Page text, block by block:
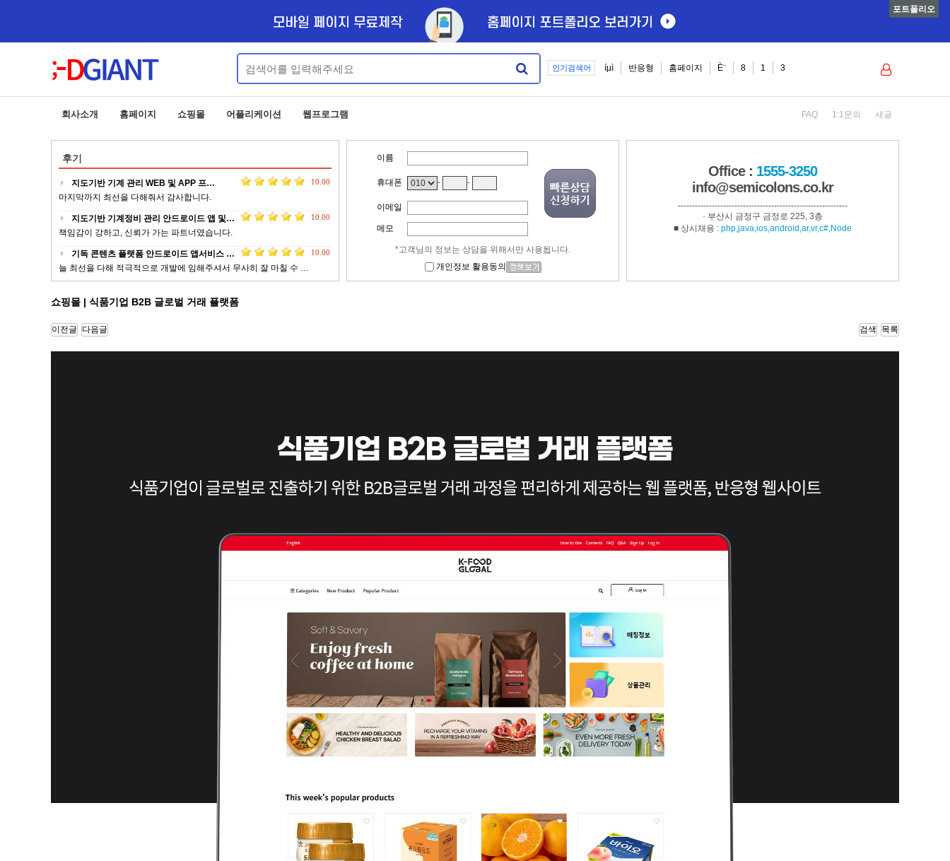
인기검색어 íµì 반응형 홈페이지 È¨ 8 1 3 로그인
회사소개 홈페이지 쇼핑몰 어플리케이션 웹프로그램 FAQ 1:1문의 새글
후기
지도기반 기계 관리 WEB 및 APP 프…
마지막까지 최선을 다해줘서 감사합니다.
10.00
지도기반 기계정비 관리 안드로이드 앱 및…
책임감이 강하고, 신뢰가 가는 파트너였습니다.
10.00
기독 콘텐츠 플랫폼 안드로이드 앱서비스 …
늘 최선을 다해 적극적으로 개발에 임해주셔서 무사히 잘 마칠 수 …
10.00
전문적이고 피드백이 빠르게 작업 해주신 점에 대해서 감사드립니다 …
장기 요양 기관 정보제공 안드로이드 앱 …
사장님의 경험에서 우러나온 순조롭고 깔끔한 일 진행으로 잘 마무리…
좀 늦기는 했지만 생각보다 더 잘 만들어 주었습니다. 만들다보니 …
빠른 시일 내에 웹, 모바일, 안드로이드, 애플 애플리케이션까지 …
이름
휴대폰 - -
이메일
메모
*고객님의 정보는 상담을 위해서만 사용됩니다.
개인정보 활용동의
Office : 1555-3250
info@semicolons.co.kr
------------------------------------------------------------
· 부산시 금정구 금정로 225, 3층
■ 상시채용 : php,java,ios,android,ar,vr,c#,Node
포트폴리오
쇼핑몰 | 식품기업 B2B 글로벌 거래 플랫폼
이전글 다음글 검색 목록